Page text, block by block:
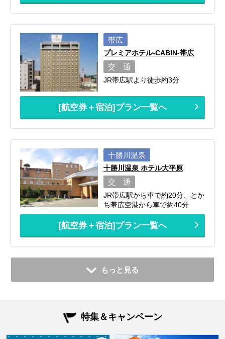
帯広
プレミアホテル-CABIN-帯広
交 通
JR帯広駅より徒歩約3分
[航空券＋宿泊]プラン一覧へ
十勝川温泉
十勝川温泉 ホテル大平原
交 通
JR帯広駅から車で約20分、とか
ち帯広空港から車で約40分
[航空券＋宿泊]プラン一覧へ
もっと見る
特集＆キャンペーン